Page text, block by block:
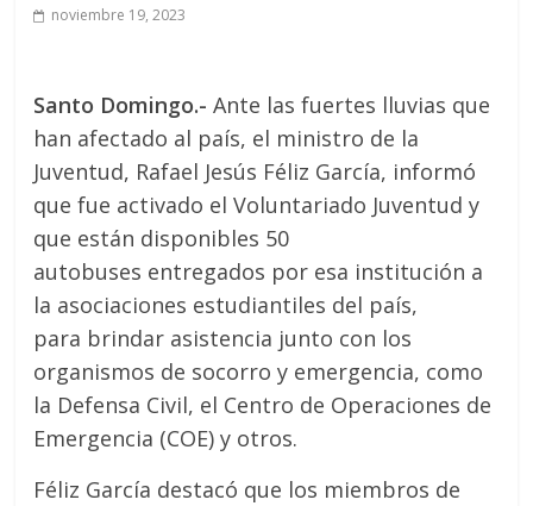
noviembre 19, 2023
Santo Domingo.- Ante las fuertes lluvias que
han afectado al país, el ministro de la
Juventud, Rafael Jesús Féliz García, informó
que fue activado el Voluntariado Juventud y
que están disponibles 50
autobuses entregados por esa institución a
la asociaciones estudiantiles del país,
para brindar asistencia junto con los
organismos de socorro y emergencia, como
la Defensa Civil, el Centro de Operaciones de
Emergencia (COE) y otros.
Féliz García destacó que los miembros de